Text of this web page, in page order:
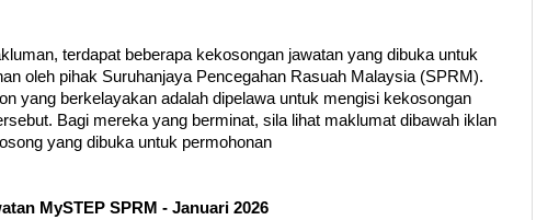
terdapat beberapa kekosongan jawatan yang dibuka untuk
oleh pihak Suruhanjaya Pencegahan Rasuah Malaysia (SPRM).
yang berkelayakan adalah dipelawa untuk mengisi kekosongan
Bagi mereka yang berminat, sila lihat maklumat dibawah iklan
yang dibuka untuk permohonan
MySTEP SPRM - Januari 2026